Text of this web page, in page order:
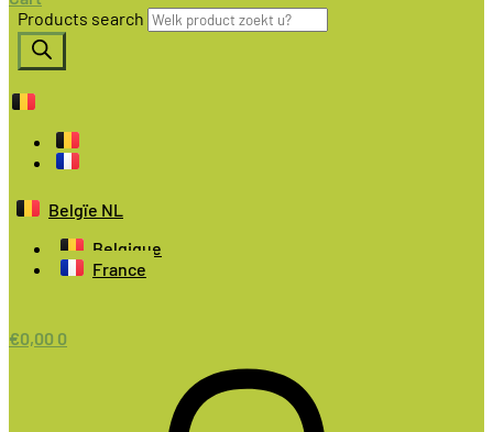
Products search
Belgïe NL
Belgique
France
€0,00 0